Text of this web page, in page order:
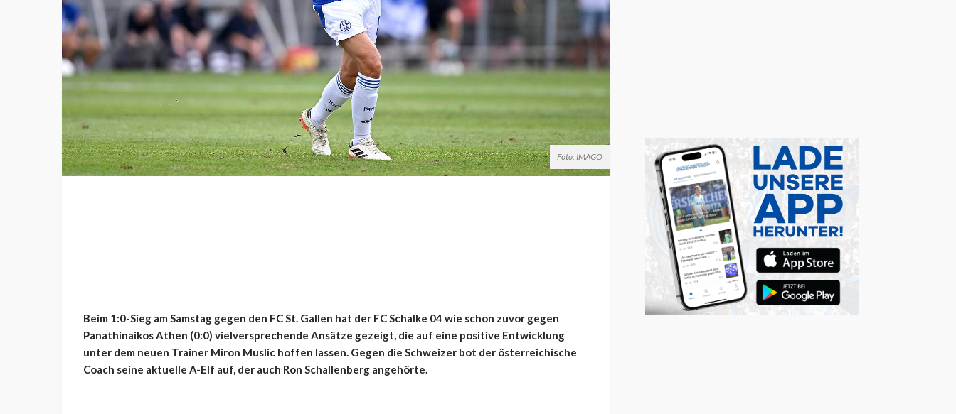
Foto: IMAGO
Beim 1:0-Sieg am Samstag gegen den FC St. Gallen hat der FC Schalke 04 wie schon zuvor gegen
Panathinaikos Athen (0:0) vielversprechende Ansätze gezeigt, die auf eine positive Entwicklung
unter dem neuen Trainer Miron Muslic hoffen lassen. Gegen die Schweizer bot der österreichische
Coach seine aktuelle A-Elf auf, der auch Ron Schallenberg angehörte.